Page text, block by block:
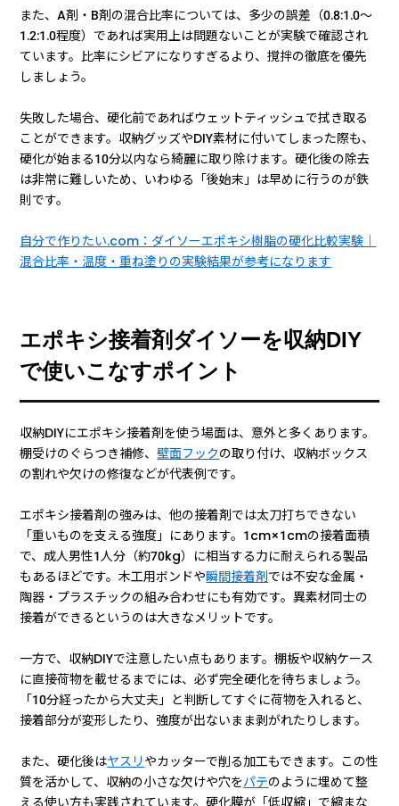
また、A剤・B剤の混合比率については、多少の誤差（0.8:1.0〜
1.2:1.0程度）であれば実用上は問題ないことが実験で確認され
ています。比率にシビアになりすぎるより、撹拌の徹底を優先
しましょう。
失敗した場合、硬化前であればウェットティッシュで拭き取る
ことができます。収納グッズやDIY素材に付いてしまった際も、
硬化が始まる10分以内なら綺麗に取り除けます。硬化後の除去
は非常に難しいため、いわゆる「後始末」は早めに行うのが鉄
則です。
自分で作りたい.com：ダイソーエポキシ樹脂の硬化比較実験｜
混合比率・温度・重ね塗りの実験結果が参考になります
エポキシ接着剤ダイソーを収納DIY
で使いこなすポイント
収納DIYにエポキシ接着剤を使う場面は、意外と多くあります。
棚受けのぐらつき補修、壁面フックの取り付け、収納ボックス
の割れや欠けの修復などが代表例です。
エポキシ接着剤の強みは、他の接着剤では太刀打ちできない
「重いものを支える強度」にあります。1cm×1cmの接着面積
で、成人男性1人分（約70kg）に相当する力に耐えられる製品
もあるほどです。木工用ボンドや瞬間接着剤では不安な金属・
陶器・プラスチックの組み合わせにも有効です。異素材同士の
接着ができるというのは大きなメリットです。
一方で、収納DIYで注意したい点もあります。棚板や収納ケース
に直接荷物を載せるまでには、必ず完全硬化を待ちましょう。
「10分経ったから大丈夫」と判断してすぐに荷物を入れると、
接着部分が変形したり、強度が出ないまま剥がれたりします。
また、硬化後はヤスリ やカッターで削る加工もできます。この性
質を活かして、収納の小さな欠けや穴をパテのように埋めて整